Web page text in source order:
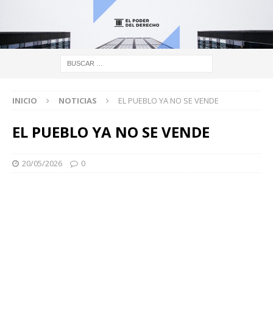
INICIO NOTICIAS EL PUEBLO YA NO SE VENDE
EL PUEBLO YA NO SE VENDE
20/05/2026 0